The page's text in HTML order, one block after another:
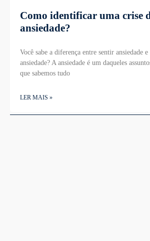
Como identificar uma crise
ansiedade?
Você sabe a diferença entre sentir ansiedade
ansiedade? A ansiedade é um daqueles
que sabemos tudo
LER MAIS »